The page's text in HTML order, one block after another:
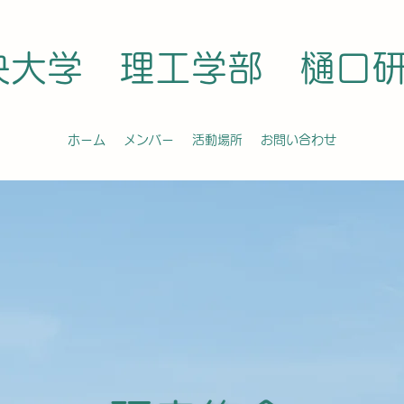
大学 理工学部 樋口
ホーム メンバー 活動場所 お問い合わせ